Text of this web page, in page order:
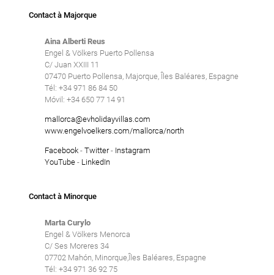
Contact à Majorque
Aina Alberti Reus
Engel & Völkers Puerto Pollensa
C/ Juan XXIII 11
07470 Puerto Pollensa, Majorque, Îles Baléares, Espagne
Tél: +34 971 86 84 50
Móvil: +34 650 77 14 91
mallorca@evholidayvillas.com
www.engelvoelkers.com/mallorca/north
Facebook- Twitter- Instagram
YouTube- LinkedIn
Contact à Minorque
Marta Curylo
Engel & Völkers Menorca
C/ Ses Moreres 34
07702 Mahón, Minorque,Îles Baléares, Espagne
Tél: +34 971 36 92 75